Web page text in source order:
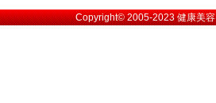
Copyright© 2005-2023健康美